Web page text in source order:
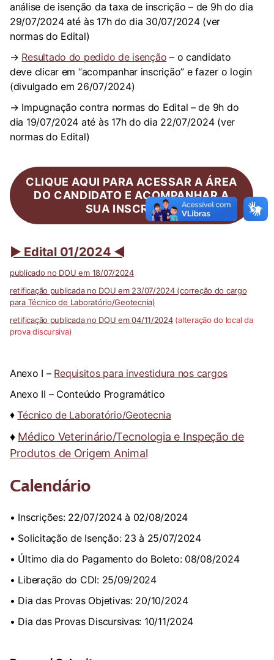
análise de isenção da taxa de inscrição – de 9h do dia
29/07/2024 até às 17h do dia 30/07/2024 (ver
normas do Edital)
→ Resultado do pedido de isenção – o candidato
deve clicar em “acompanhar inscrição” e fazer o login
(divulgado em 26/07/2024)
→ Impugnação contra normas do Edital – de 9h do
dia 19/07/2024 até às 17h do dia 22/07/2024 (ver
normas do Edital)
CLIQUE AQUI PARA ACESSAR A ÁREA
DO CANDIDATO E ACOMPANHAR A
SUA INSCRIÇÃO
► Edital 01/2024 ◄
publicado no DOU em 18/07/2024
retificação publicada no DOU em 23/07/2024 (correção do cargo
para Técnico de Laboratório/Geotecnia)
retificação publicada no DOU em 04/11/2024(alteração do local da
prova discursiva)
Anexo I – Requisitos para investidura nos cargos
Anexo II – Conteúdo Programático
♦Técnico de Laboratório/Geotecnia
♦ Médico Veterinário/Tecnologia e Inspeção de
Produtos de Origem Animal
Calendário
• Inscrições: 22/07/2024 à 02/08/2024
• Solicitação de Isenção: 23 à 25/07/2024
• Último dia do Pagamento do Boleto: 08/08/2024
• Liberação do CDI: 25/09/2024
• Dia das Provas Objetivas: 20/10/2024
• Dia das Provas Discursivas: 10/11/2024